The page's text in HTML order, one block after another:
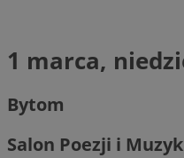
1 marca,
Bytom
Salon Poezji i